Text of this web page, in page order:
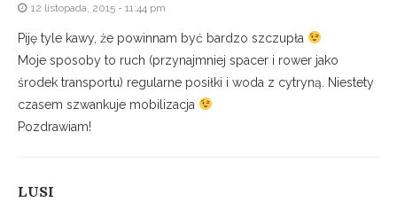
12 listopada, 2015 - 11:44 pm
Piję tyle kawy, że powinnam być bardzo szczupła
Moje sposoby to ruch (przynajmniej spacer i rower jako
środek transportu) regularne posiłki i woda z cytryną. Niestety
czasem szwankuje mobilizacja
Pozdrawiam!
LUSI